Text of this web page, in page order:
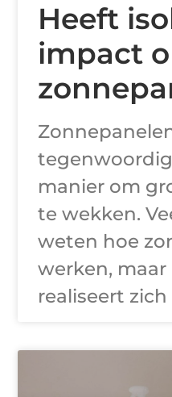
Heeft
impact
manier om
te wekken.
weten hoe
werken,
realiseert